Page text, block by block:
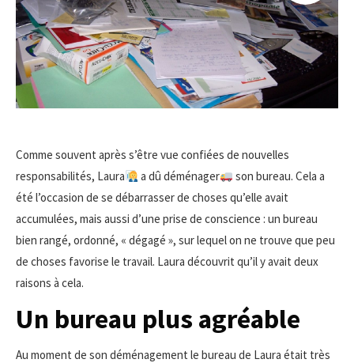
Comme souvent après s’être vue confiées de nouvelles
responsabilités, Laura
a dû déménager
son bureau. Cela a
été l’occasion de se débarrasser de choses qu’elle avait
accumulées, mais aussi d’une prise de conscience : un bureau
bien rangé, ordonné, « dégagé », sur lequel on ne trouve que peu
de choses favorise le travail. Laura découvrit qu’il y avait deux
raisons à cela.
Un bureau plus agréable
Au moment de son déménagement le bureau de Laura était très